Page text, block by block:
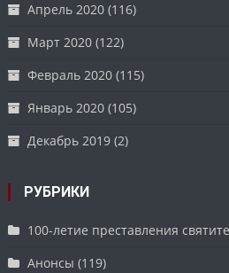
Апрель 2020 (116)
Март 2020 (122)
Февраль 2020 (115)
Январь 2020 (105)
Декабрь 2019 (2)
РУБРИКИ
100-летие преставления
Анонсы (119)